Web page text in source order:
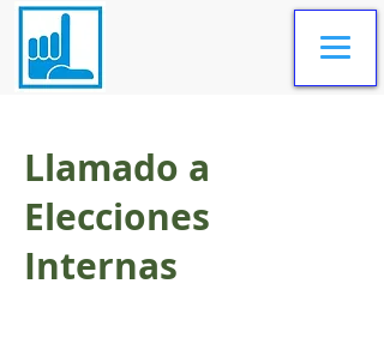
Llamado a
Elecciones
Internas